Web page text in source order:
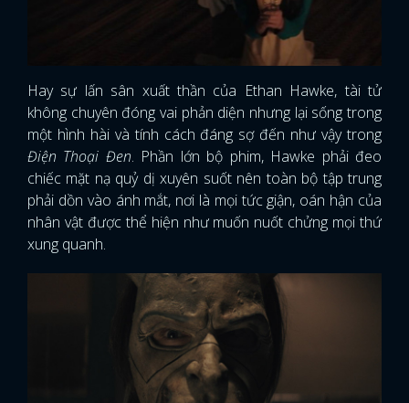
Hay sự lấn sân xuất thần của Ethan Hawke, tài tử
không chuyên đóng vai phản diện nhưng lại sống trong
một hình hài và tính cách đáng sợ đến như vậy trong
Điện Thoại Đen. Phần lớn bộ phim, Hawke phải đeo
chiếc mặt nạ quỷ dị xuyên suốt nên toàn bộ tập trung
phải dồn vào ánh mắt, nơi là mọi tức giận, oán hận của
nhân vật được thể hiện như muốn nuốt chửng mọi thứ
xung quanh.